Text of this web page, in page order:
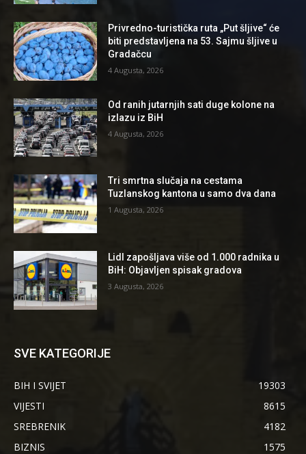
Privredno-turistička ruta „Put šljive“ će
biti predstavljena na 53. Sajmu šljive u
Gradačcu
4 Augusta, 2026
Od ranih jutarnjih sati duge kolone na
izlazu iz BiH
4 Augusta, 2026
Tri smrtna slučaja na cestama
Tuzlanskog kantona u samo dva dana
1 Augusta, 2026
Lidl zapošljava više od 1.000 radnika u
BiH: Objavljen spisak gradova
3 Augusta, 2026
SVE KATEGORIJE
BIH I SVIJET
19303
VIJESTI
8615
SREBRENIK
4182
BIZNIS
1575